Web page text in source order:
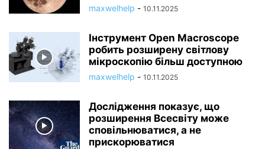
maxwelhelp - 10.11.2025
Інструмент Open Macroscope
робить розширену світлову
мікроскопію більш доступною
maxwelhelp - 10.11.2025
Дослідження показує, що
розширення Всесвіту може
сповільнюватися, а не
прискорюватися